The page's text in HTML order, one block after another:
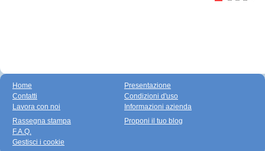
Home
Contatti
Lavora con noi
Presentazione
Condizioni d'uso
Informazioni azienda
Rassegna stampa
F.A.Q.
Gestisci i cookie
Proponi il tuo blog